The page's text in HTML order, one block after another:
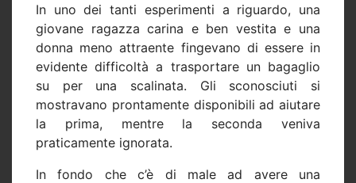
In uno dei tanti esperimenti a riguardo, una
giovane ragazza carina e ben vestita e una
donna meno attraente fingevano di essere in
evidente difficoltà a trasportare un bagaglio
su per una scalinata. Gli sconosciuti si
mostravano prontamente disponibili ad aiutare
la prima, mentre la seconda veniva
praticamente ignorata.
In fondo che c’è di male ad avere una